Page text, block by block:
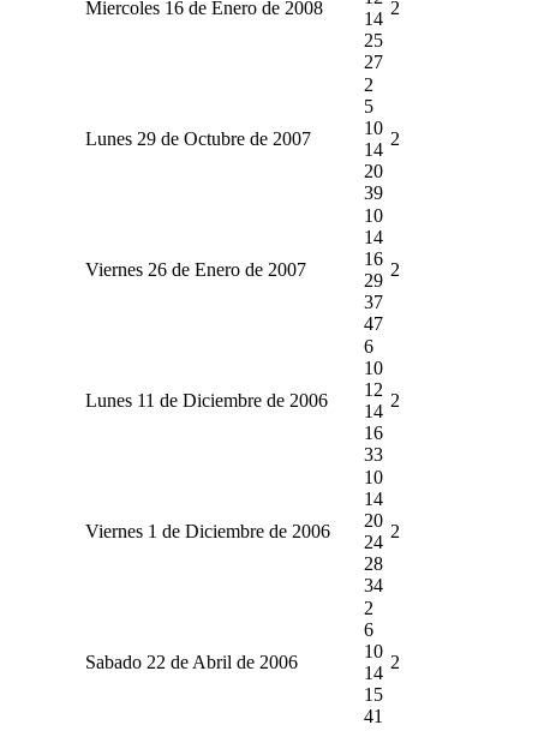
Miercoles 16 de Enero de 2008
14
25
27
2
Lunes 29 de Octubre de 2007
2
5
10
14
20
39
2
Viernes 26 de Enero de 2007
10
14
16
29
37
47
2
Lunes 11 de Diciembre de 2006
6
10
12
14
16
33
2
Viernes 1 de Diciembre de 2006
10
14
20
24
28
34
2
Sabado 22 de Abril de 2006
2
6
10
14
15
41
2